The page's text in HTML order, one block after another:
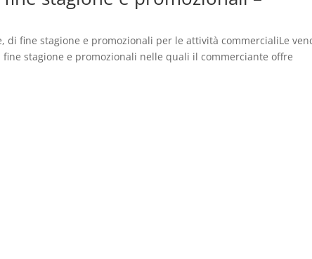
fine stagione e promozionali per le attività commercialiLe
stagione e promozionali nelle quali il commerciante offre